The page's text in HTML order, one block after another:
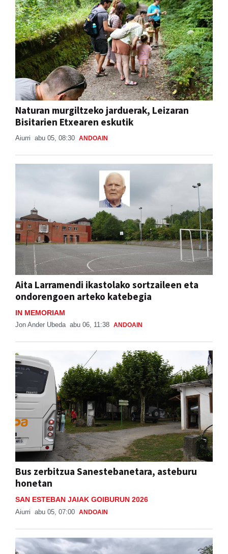
Naturan murgiltzeko jarduerak, Leizaran
Bisitarien Etxearen eskutik
Aiurri abu 05, 08:30 ANDOAIN
Aita Larramendi ikastolako sortzaileen eta
ondorengoen arteko katebegia
IN MEMORIAM
Jon Ander Ubeda abu 06, 11:38 ANDOAIN
Bus zerbitzua Sanestebanetara, asteburu
honetan
SAN ESTEBAN JAIAK GOIBURUN 2026
Aiurri abu 05, 07:00 ANDOAIN